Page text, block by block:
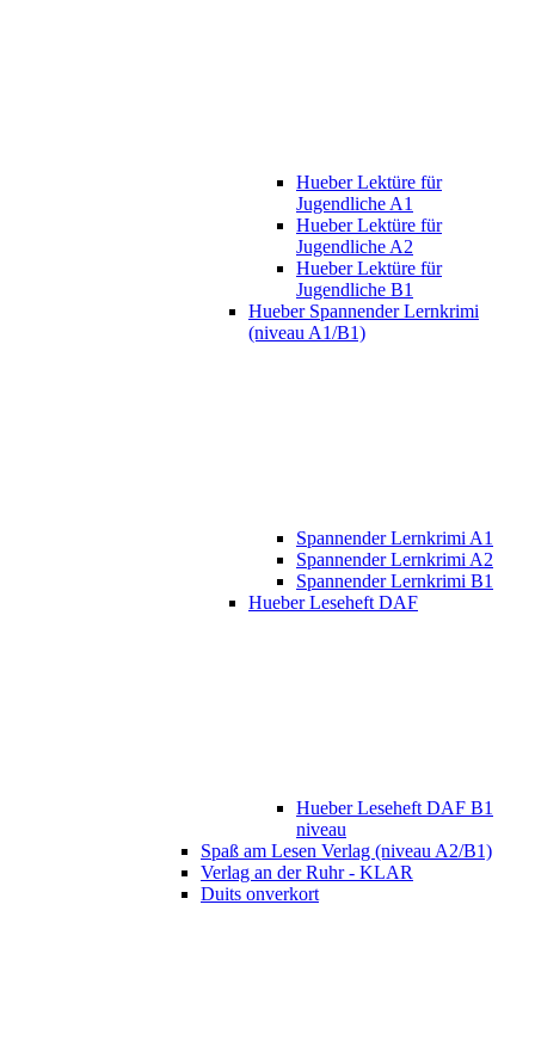
Hueber Lektüre für
Jugendliche A1
Hueber Lektüre für
Jugendliche A2
Hueber Lektüre für
Jugendliche B1
Hueber Spannender Lernkrimi
(niveau A1/B1)
Spannender Lernkrimi A1
Spannender Lernkrimi A2
Spannender Lernkrimi B1
Hueber Leseheft DAF
Hueber Leseheft DAF B1
niveau
Spaß am Lesen Verlag (niveau A2/B1)
Verlag an der Ruhr - KLAR
Duits onverkort